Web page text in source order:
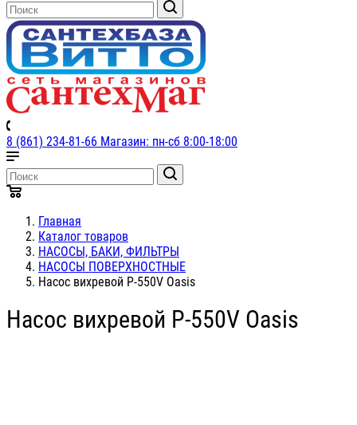
8 (861) 234-81-66 Магазин: пн-сб 8:00-18:00
Главная
Каталог товаров
НАСОСЫ, БАКИ, ФИЛЬТРЫ
НАСОСЫ ПОВЕРХНОСТНЫЕ
Насос вихревой P-550V Oasis
Насос вихревой P-550V Oasis